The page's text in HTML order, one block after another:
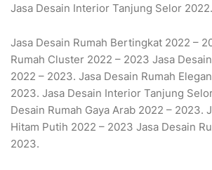
Jasa Desain Interior Tanjung Selor 2022.
Jasa Desain Rumah Bertingkat 2022 –
Rumah Cluster 2022 – 2023 Jasa
2022 – 2023. Jasa Desain Rumah
2023. Jasa Desain Interior Tanjung
Desain Rumah Gaya Arab 2022 – 2023.
Hitam Putih 2022 – 2023 Jasa Desain
2023.